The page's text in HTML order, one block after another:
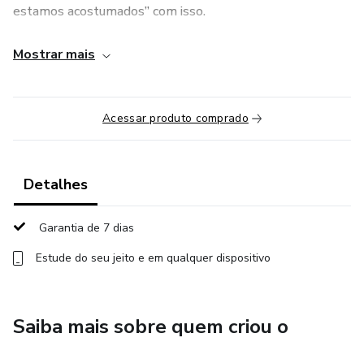
estamos acostumados” com isso.
Mas não estamos.
Nunca estaremos.
Porque sabemos o que aquela vida significava.
sentimos junto.
Mostrar mais
Acessar produto comprado
Detalhes
Garantia de 7 dias
Estude do seu jeito e em qualquer dispositivo
Saiba mais sobre quem criou o